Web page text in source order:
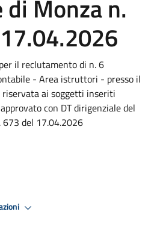
di Monza n.
il reclutamento di n. 6
- Area istruttori - presso il
riservata ai soggetti inseriti
con DT dirigenziale del
673 del 17.04.2026